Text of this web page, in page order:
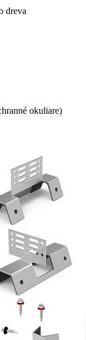
dreva
okuliare)